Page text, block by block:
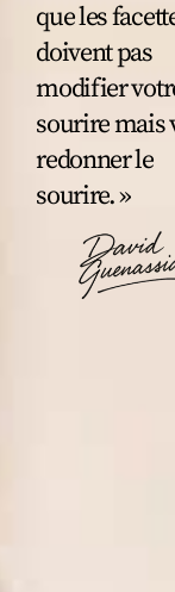
que les
doivent pas
modifier
sourire mais
redonner le
sourire. »